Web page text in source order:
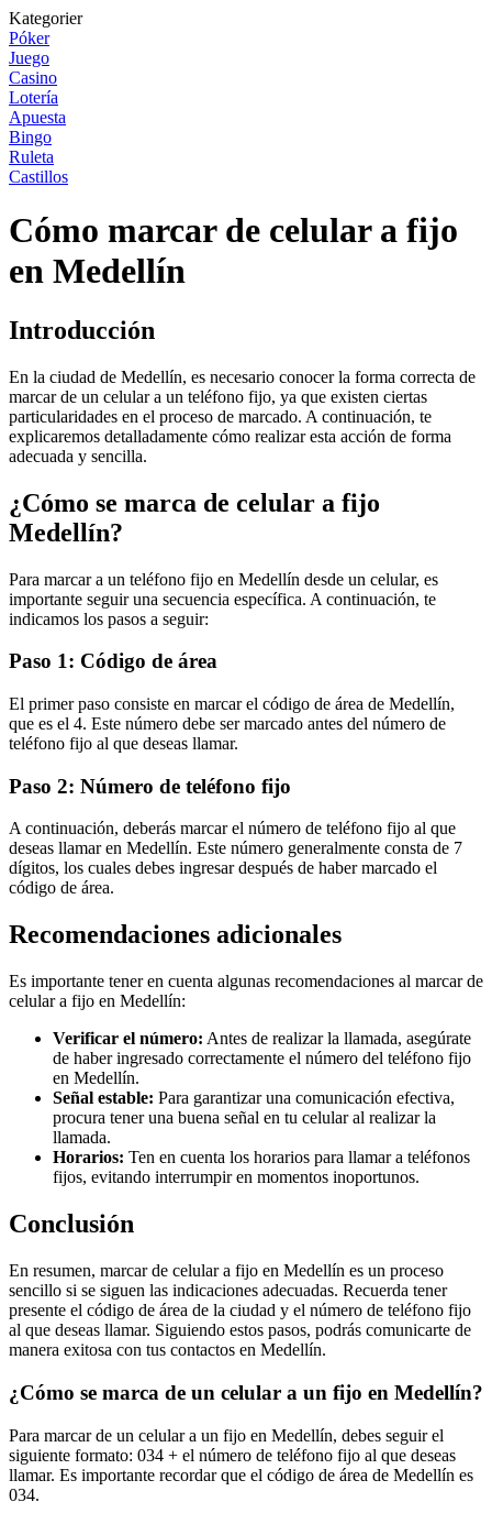
Kategorier
Póker
Juego
Casino
Lotería
Apuesta
Bingo
Ruleta
Castillos
Cómo marcar de celular a fijo
en Medellín
Introducción
En la ciudad de Medellín, es necesario conocer la forma correcta de
marcar de un celular a un teléfono fijo, ya que existen ciertas
particularidades en el proceso de marcado. A continuación, te
explicaremos detalladamente cómo realizar esta acción de forma
adecuada y sencilla.
¿Cómo se marca de celular a fijo
Medellín?
Para marcar a un teléfono fijo en Medellín desde un celular, es
importante seguir una secuencia específica. A continuación, te
indicamos los pasos a seguir:
Paso 1: Código de área
El primer paso consiste en marcar el código de área de Medellín,
que es el 4. Este número debe ser marcado antes del número de
teléfono fijo al que deseas llamar.
Paso 2: Número de teléfono fijo
A continuación, deberás marcar el número de teléfono fijo al que
deseas llamar en Medellín. Este número generalmente consta de 7
dígitos, los cuales debes ingresar después de haber marcado el
código de área.
Recomendaciones adicionales
Es importante tener en cuenta algunas recomendaciones al marcar de
celular a fijo en Medellín:
Verificar el número: Antes de realizar la llamada, asegúrate
de haber ingresado correctamente el número del teléfono fijo
en Medellín.
Señal estable: Para garantizar una comunicación efectiva,
procura tener una buena señal en tu celular al realizar la
llamada.
Horarios: Ten en cuenta los horarios para llamar a teléfonos
fijos, evitando interrumpir en momentos inoportunos.
Conclusión
En resumen, marcar de celular a fijo en Medellín es un proceso
sencillo si se siguen las indicaciones adecuadas. Recuerda tener
presente el código de área de la ciudad y el número de teléfono fijo
al que deseas llamar. Siguiendo estos pasos, podrás comunicarte de
manera exitosa con tus contactos en Medellín.
¿Cómo se marca de un celular a un fijo en Medellín?
Para marcar de un celular a un fijo en Medellín, debes seguir el
siguiente formato: 034 + el número de teléfono fijo al que deseas
llamar. Es importante recordar que el código de área de Medellín es
034.